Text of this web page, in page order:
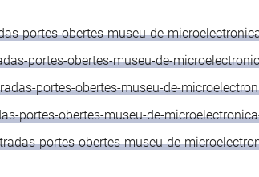
portes-obertes-museu-de-
portes-obertes-museu-de-
portes-obertes-museu-de-
portes-obertes-museu-de-
portes-obertes-museu-de-